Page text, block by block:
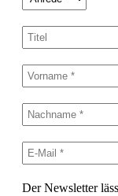
Der Newsletter